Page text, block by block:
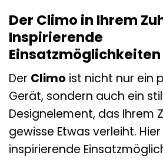
Der Climo in Ihrem
Inspirierende
Einsatzmöglichkeiten
Der Climo ist nicht nur ein
Gerät, sondern auch ein
Designelement, das Ihrem
gewisse Etwas verleiht.
inspirierende